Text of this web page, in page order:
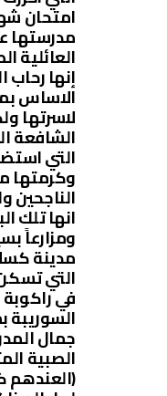
امتحان
مدرستها
العائلية
إنها رحاب
الاساس
لاسرتها
الشافعة
التي
وكرمتها
الناجحين
انها تلك
ومزارعاً
مدينة
التي
في
السوريبة
جمال
الصبية
(العندهم